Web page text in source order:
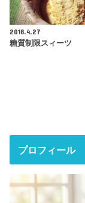
2018.4.27
糖質制限スィーツ
プロフィール